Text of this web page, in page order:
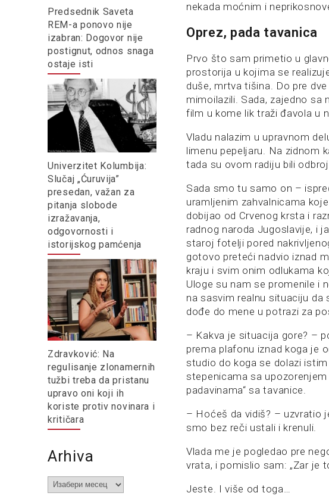
Predsednik Saveta
REM-a ponovo nije
izabran: Dogovor nije
postignut, odnos snaga
ostaje isti
Univerzitet Kolumbija:
Slučaj „Ćuruvija”
presedan, važan za
pitanja slobode
izražavanja,
odgovornosti i
istorijskog pamćenja
Zdravković: Na
regulisanje zlonamernih
tužbi treba da pristanu
upravo oni koji ih
koriste protiv novinara i
kritičara
Arhiva
Arhiva
nekada moćnim i
Oprez, pada tavanica
Prvo što sam primetio u
prostorija u kojima se
duše, mrtva tišina. Do pre
mimoilazili. Sada, zajedno sa
film u kome lik traži đavola u
Vladu nalazim u upravnom
limenu pepeljaru. Na zidnom
tada su ovom radiju bili
Sada smo tu samo on –
uramljenim zahvalnicama
dobijao od Crvenog krsta i
radnog naroda Jugoslavije, i
staroj fotelji pored
gotovo preteći nadvio iznad
kraju i svim onim odlukama
Uloge su nam se promenile i
na sasvim realnu situaciju da
dođe do mene u potrazi za
– Kakva je situacija gore? –
prema plafonu iznad koga je
studio do koga se dolazi
stepenicama sa upozorenjem
padavinama“ sa tavanice.
– Hoćeš da vidiš? – uzvratio
smo bez reči ustali i krenuli.
Vlada me je pogledao pre
vrata, i pomislio sam: „Zar je
Jeste. I više od toga…